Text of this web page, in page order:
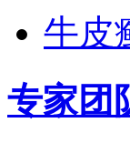
牛皮
专家团